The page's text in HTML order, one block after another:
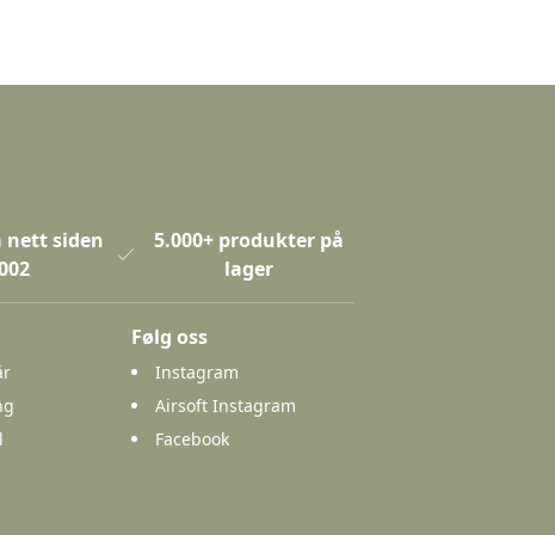
nett siden
5.000+ produkter på
lager
Følg oss
Instagram
Airsoft Instagram
Facebook